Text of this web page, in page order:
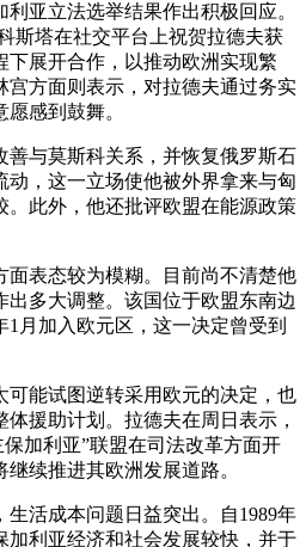
亚立法选举结果作出积极回应。
斯塔在社交平台上祝贺拉德夫获
下展开合作，以推动欧洲实现繁
宫方面则表示，对拉德夫通过务实
感到鼓舞。
善与莫斯科关系，并恢复俄罗斯石
动，这一立场使他被外界拿来与匈
。此外，他还批评欧盟在能源政策
面表态较为模糊。目前尚不清楚他
多大调整。该国位于欧盟东南边
月加入欧元区，这一决定曾受到
可能试图逆转采用欧元的决定，也
援助计划。拉德夫在周日表示，
加利亚”联盟在司法改革方面开
续推进其欧洲发展道路。
活成本问题日益突出。自1989年
加利亚经济和社会发展较快，并于